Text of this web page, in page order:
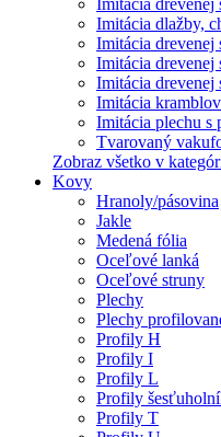
Imitácia drevenej
Imitácia dlažby,
Imitácia drevenej
Imitácia drevenej
Imitácia drevenej
Imitácia
Imitácia plechu s
Tvarovaný
Zobraz všetko v
Kovy
Hranoly/pásovina
Jakle
Medená fólia
Oceľové lanká
Oceľové struny
Plechy
Plechy
Profily H
Profily I
Profily L
Profily
Profily T